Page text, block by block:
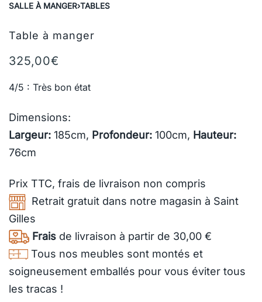
SALLE À MANGER›TABLES
Table à manger
325,00€
4/5 : Très bon état
Dimensions:
Largeur: 185cm, Profondeur: 100cm, Hauteur:
76cm
Prix TTC, frais de livraison non compris
Retrait gratuit dans notre magasin à Saint
Gilles
Frais de livraison à partir de 30,00 €
Tous nos meubles sont montés et
soigneusement emballés pour vous éviter tous
les tracas !